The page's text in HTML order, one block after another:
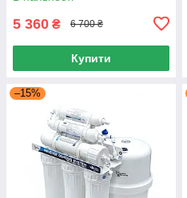
5 360 ₴ 6 700 ₴
Купити
–15%